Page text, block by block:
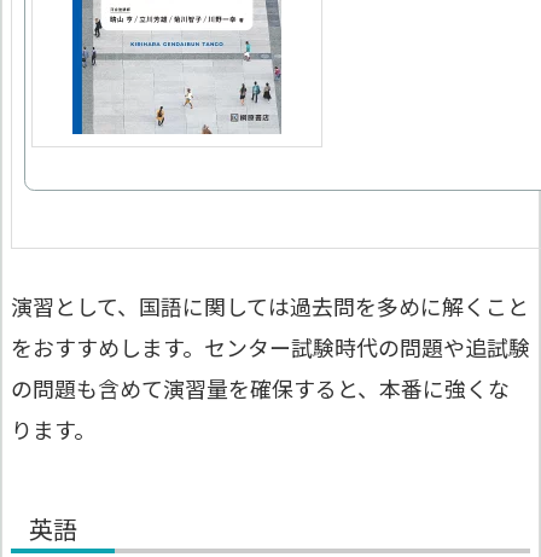
演習として、国語に関しては過去問を多めに解くこと
をおすすめします。センター試験時代の問題や追試験
の問題も含めて演習量を確保すると、本番に強くな
ります。
英語